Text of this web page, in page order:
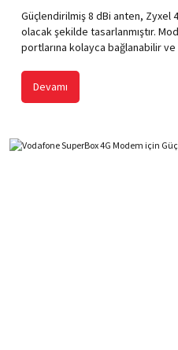
Güçlendirilmiş 8 dBi anten, Zyxel
olacak şekilde tasarlanmıştır.
portlarına kolayca bağlanabilir ve
ve internet performansını
Devamı